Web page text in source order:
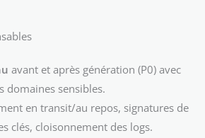
avant et après génération (P0) avec
domaines sensibles.
en transit/au repos, signatures de
clés, cloisonnement des logs.